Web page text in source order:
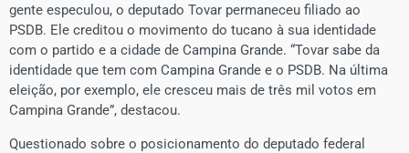
gente especulou, o deputado Tovar permaneceu filiado ao
PSDB. Ele creditou o movimento do tucano à sua identidade
com o partido e a cidade de Campina Grande. “Tovar sabe da
identidade que tem com Campina Grande e o PSDB. Na última
eleição, por exemplo, ele cresceu mais de três mil votos em
Campina Grande”, destacou.
Questionado sobre o posicionamento do deputado federal